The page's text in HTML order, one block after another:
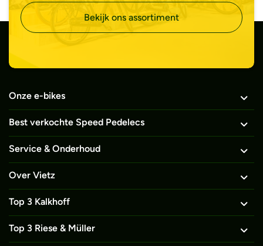
Bekijk ons assortiment
Onze e-bikes
Best verkochte Speed Pedelecs
Service & Onderhoud
Over Vietz
Top 3 Kalkhoff
Top 3 Riese & Müller